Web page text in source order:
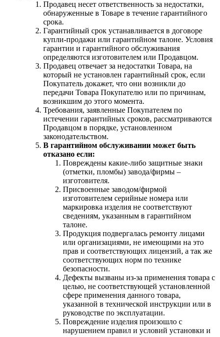
Продавец несет ответственность за недостатки,
обнаруженные в Товаре в течение гарантийного
срока.
Гарантийный срок устанавливается в договоре
купли-продажи или гарантийном талоне. Условия
гарантии и гарантийного обслуживания
определяются изготовителем или Продавцом.
Продавец отвечает за недостатки Товара, на
который не установлен гарантийный срок, если
Покупатель докажет, что они возникли до
передачи Товара Покупателю или по причинам,
возникшим до этого момента.
Требования, заявленные Покупателем по
истечении гарантийных сроков, рассматриваются
Продавцом в порядке, установленном
законодательством.
В гарантийном обслуживании может быть
отказано если:
Повреждены какие-либо защитные знаки
(отметки, пломбы) завода/фирмы –
изготовителя.
Присвоенные заводом/фирмой
изготовителем серийные номера или
маркировка изделия не соответствуют
сведениям, указанным в гарантийном
талоне.
Продукция подвергалась ремонту лицами
или организациями, не имеющими на это
прав и соответствующих лицензий, а так же
соответствующих норм по технике
безопасности.
Дефекты вызваны из-за применения товара с
целью, не соответствующей установленной
сфере применения данного товара,
указанной в технической инструкции или в
руководстве по эксплуатации.
Повреждение изделия произошло с
нарушением правил и условий установки и